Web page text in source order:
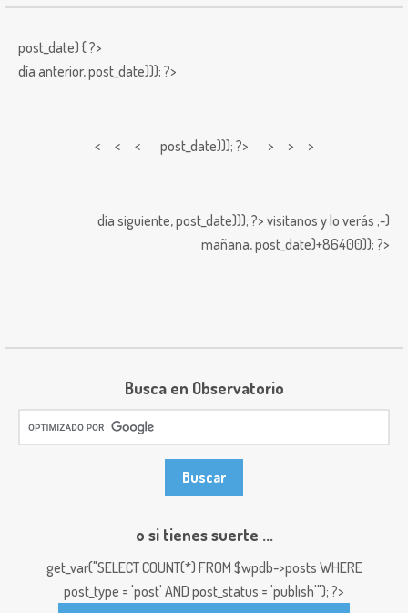
post_date) { ?>
día anterior,post_date))); ?>
< < < post_date))); ?> > > >
día siguiente,post_date))); ?> visitanos y lo verás ;-)
mañana,post_date)+86400)); ?>
Busca en Observatorio
o si tienes suerte ...
get_var("SELECT COUNT(*) FROM $wpdb->posts WHERE
post_type = 'post' AND post_status = 'publish'"); ?>